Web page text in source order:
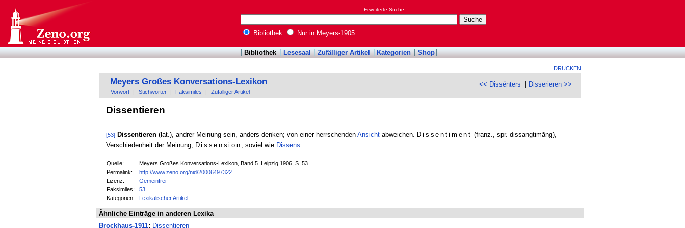
Erweiterte Suche
Bibliothek Nur in Meyers-1905
Bibliothek Lesesaal Zufälliger Artikel Kategorien Shop
DRUCKEN
<< Dissénters Disserieren >>
Meyers Großes Konversations-Lexikon
Vorwort Stichwörter Faksimiles Zufälliger Artikel
Dissentieren
[53] Dissentieren(lat.), andrer Meinung sein, anders denken; von einer herrschenden Ansichtabweichen. Dissentiment (franz., spr. dissangtimāng),
Verschiedenheit der Meinung; Dissension , soviel wie Dissens
Quelle:
Meyers Großes Konversations-Lexikon, Band 5. Leipzig 1906, S. 53.
Permalink:
http://www.zeno.org/nid/20006497322
Lizenz:
Gemeinfrei
Faksimiles:
53
Kategorien:
Lexikalischer Artikel
Ähnliche Einträge in anderen Lexika
Brockhaus-1911: Dissentieren